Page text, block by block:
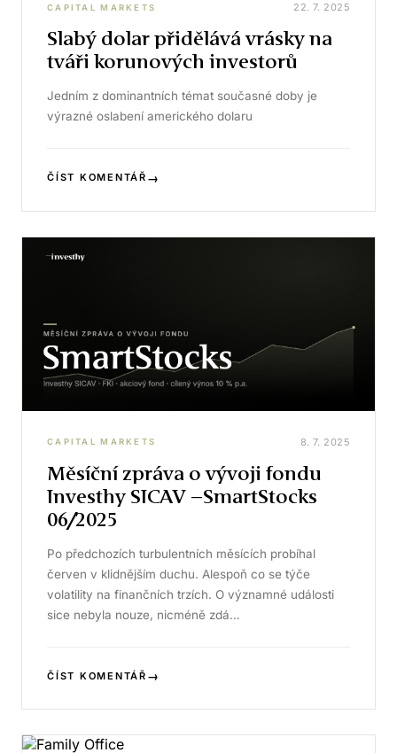
CAPITAL MARKETS 22. 7. 2025
Slabý dolar přidělává vrásky na
tváři korunových investorů
Jedním z dominantních témat současné doby je
výrazné oslabení amerického dolaru
ČÍST KOMENTÁŘ →
CAPITAL MARKETS 8. 7. 2025
Měsíční zpráva o vývoji fondu
Investhy SICAV –SmartStocks
06/2025
Po předchozích turbulentních měsících probíhal
červen v klidnějším duchu. Alespoň co se týče
volatility na finančních trzích. O významné události
sice nebyla nouze, nicméně zdá…
ČÍST KOMENTÁŘ →